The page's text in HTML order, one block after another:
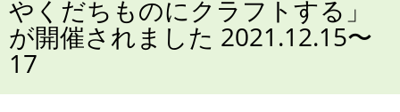
やくだちものにクラフトする」
が開催されました 2021.12.15〜
17